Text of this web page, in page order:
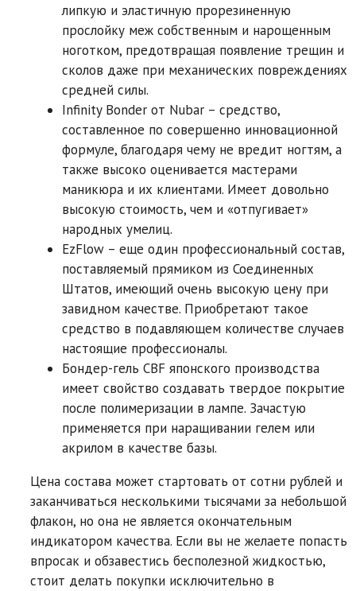
липкую и эластичную прорезиненную
прослойку меж собственным и нарощенным
ноготком, предотвращая появление трещин и
сколов даже при механических повреждениях
средней силы.
Infinity Bonder от Nubar – средство,
составленное по совершенно инновационной
формуле, благодаря чему не вредит ногтям, а
также высоко оценивается мастерами
маникюра и их клиентами. Имеет довольно
высокую стоимость, чем и «отпугивает»
народных умелиц.
EzFlow – еще один профессиональный состав,
поставляемый прямиком из Соединенных
Штатов, имеющий очень высокую цену при
завидном качестве. Приобретают такое
средство в подавляющем количестве случаев
настоящие профессионалы.
Бондер-гель CBF японского производства
имеет свойство создавать твердое покрытие
после полимеризации в лампе. Зачастую
применяется при наращивании гелем или
акрилом в качестве базы.
Цена состава может стартовать от сотни рублей и
заканчиваться несколькими тысячами за небольшой
флакон, но она не является окончательным
индикатором качества. Если вы не желаете попасть
впросак и обзавестись бесполезной жидкостью,
стоит делать покупки исключительно в